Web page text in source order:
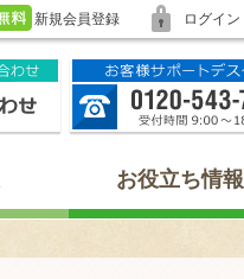
新規会員登録 ログイン
お役立ち情報